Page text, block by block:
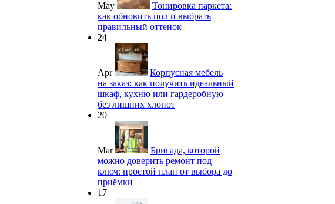
May
Тонировка паркета:
как обновить пол и выбрать
правильный оттенок
24
Apr
Корпусная мебель
на заказ: как получить идеальный
шкаф, кухню или гардеробную
без лишних хлопот
20
Mar
Бригада, которой
можно доверить ремонт под
ключ: простой план от выбора до
приёмки
17